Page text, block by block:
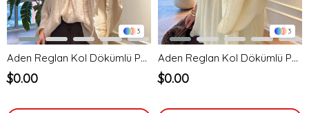
3
Aden Reglan Kol Dökümlü Pamuk Gömlek Bluz Taş
$0.00
3
Aden Reglan Kol Dökümlü Pamuk Gömlek Bluz Sarı
$0.00